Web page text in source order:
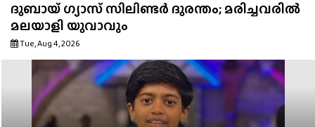
ദുബായ് ഗ്യാസ് സിലിണ്ടർ ദുരന്തം; മരിച്ചവരിൽ
മലയാളി യുവാവും
Tue, Aug 4, 2026